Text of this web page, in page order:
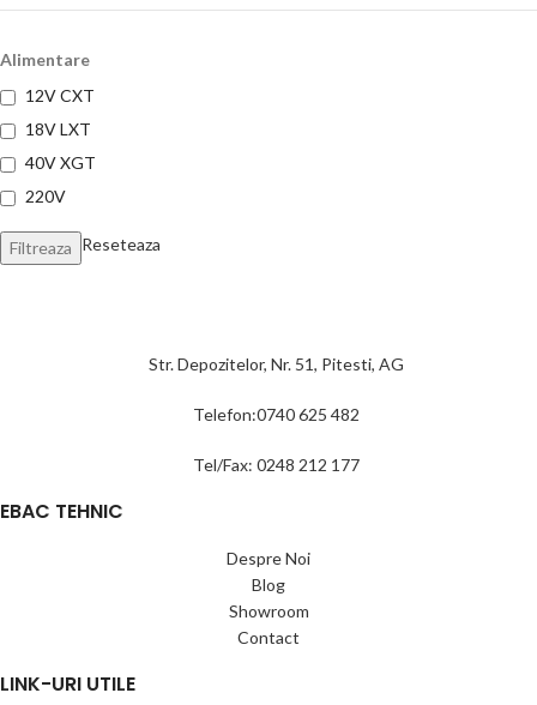
Alimentare
12V CXT
18V LXT
40V XGT
220V
Filtreaza Reseteaza
Str. Depozitelor, Nr. 51, Pitesti, AG
Telefon:0740 625 482
Tel/Fax: 0248 212 177
EBAC TEHNIC
Despre Noi
Blog
Showroom
Contact
LINK-URI UTILE